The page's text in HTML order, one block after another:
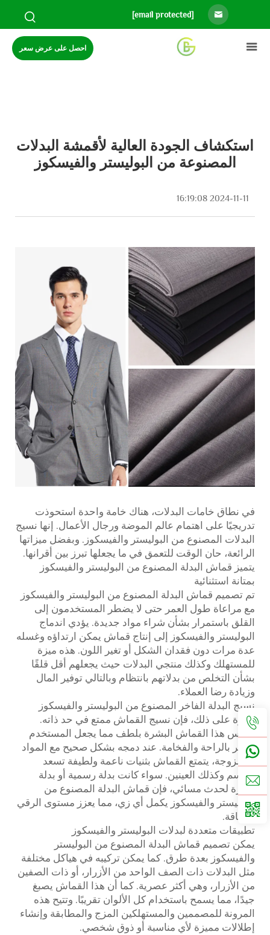
[email protected]
احصل على عرض سعر
استكشاف الجودة العالية لأقمشة البدلات
المصنوعة من البوليستر والفيسكوز
2024-11-11 16:19:08
في نطاق خامات البدلات، هناك خامة واحدة استحوذت
تدريجيًا على اهتمام عالم الموضة ورجال الأعمال. إنها نسيج
البدلات المصنوع من البوليستر والفيسكوز. وبفضل ميزاتها
الرائعة، حان الوقت للتعمق في ما يجعلها تبرز بين أقرانها.
يتميز قماش البدلة المصنوع من البوليستر والفيسكوز
بمتانة استثنائية
تم تصميم قماش البدلة المصنوع من البوليستر والفيسكوز
مع مراعاة طول العمر حتى لا يضطر المستخدمون إلى
القلق باستمرار بشأن شراء مواد جديدة. يؤدي اندماج
البوليستر والفيسكوز إلى إنتاج قماش يمكن ارتداؤه وغسله
عدة مرات دون فقدان الشكل أو تغير اللون. هذه ميزة
للمستهلك وكذلك منتجي البدلات حيث يجعلهم أقل قلقًا
بشأن التخلص من بدلاتهم بانتظام وبالتالي توفير المال
وزيادة رضا العملاء.
نسيج البدلة الفاخر المصنوع من البوليستر والفيسكوز
علاوة على ذلك، فإن نسيج القماش ممتع في حد ذاته.
يلامس هذا القماش البشرة بلطف مما يجعل المستخدم
يشعر بالراحة والفخامة. عند دمجه بشكل صحيح مع المواد
الممزوجة، يتمتع القماش بثنيات ناعمة ولطيفة تسعد
الجسم وكذلك العينين. سواء كانت بدلة رسمية أو بدلة
سهرة لحدث مسائي، فإن قماش البدلة المصنوع من
البوليستر والفيسكوز يكمل أي زي، مما يعزز مستوى الرقي
والأناقة.
تطبيقات متعددة لبدلات البوليستر والفيسكوز
يمكن تصميم قماش البدلة المصنوع من البوليستر
والفيسكوز بعدة طرق. كما يمكن تركيبه في هياكل مختلفة
مثل البدلات ذات الصف الواحد من الأزرار، أو ذات الصفين
من الأزرار، وهي أكثر عصرية. كما أن هذا القماش يصبغ
جيدًا، مما يسمح باستخدام كل الألوان تقريبًا. وتتيح هذه
المرونة للمصممين والمستهلكين المزج والمطابقة وإنشاء
إطلالات مميزة لأي مناسبة أو ذوق شخصي.